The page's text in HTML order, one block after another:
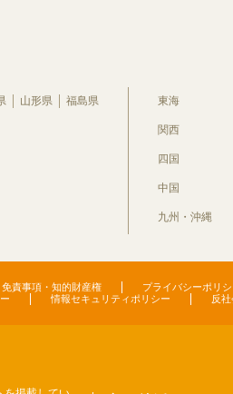
山形県 福島県 東海
関西
四国
中国
九州・沖縄
免責事項・知的財産権 プライバシーポリシ
情報セキュリティポリシー 反